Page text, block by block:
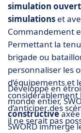
simulation
simulations et
Commandement
Permettant la
brigade ou
personnaliser les
d’équipements et
considérablement
d’anticiper des
il ne serait pas
Développé en
monde entier,
constructive
SWORD immerge